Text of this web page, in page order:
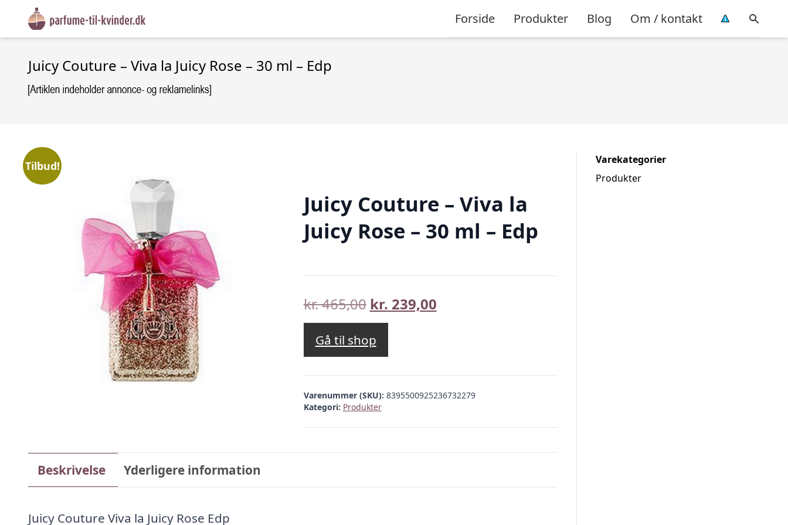
Forside Produkter Blog Om / kontakt
Juicy Couture – Viva la Juicy Rose – 30 ml – Edp
Tilbud!
Juicy Couture – Viva la
Juicy Rose – 30 ml – Edp
kr.465,00 Den
oprindelige
pris
var:
kr. 465,00.
kr. 239,00Den
kr. 239,00.
Gå til shop
Varenummer (SKU): 8395500925236732279
Kategori: Produkter
Beskrivelse Yderligere information
Juicy Couture Viva la Juicy Rose Edp
Varekategorier
Produkter